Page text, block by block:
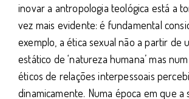
inovar a antropologia teológica está a
vez mais evidente: é fundamental
exemplo, a ética sexual não a partir de
estático de ‘natureza humana’ mas
éticos de relações interpessoais
dinamicamente. Numa época em que a